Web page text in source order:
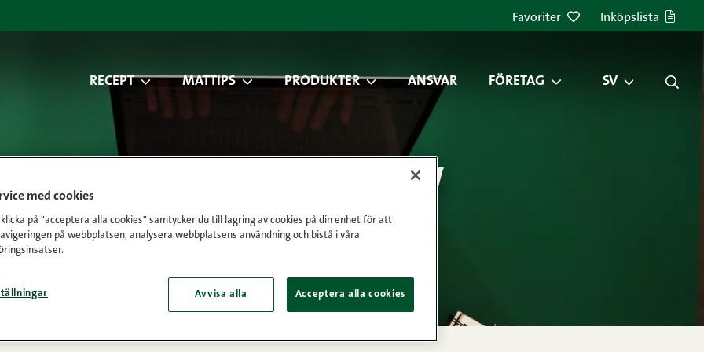
Favoriter Inköpslista
RECEPT MATTIPS PRODUKTER ANSVAR FÖRETAG SV
vårt nyhetsbrev
med cookies
på "acceptera alla cookies" samtycker du till lagring av cookies på din enhet för att
på webbplatsen, analysera webbplatsens användning och bistå i våra
Avvisa alla Acceptera alla cookies